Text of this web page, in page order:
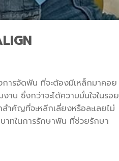
ารจัดฟัน ที่จะต้องมีเหล็กมาคอย
น ซึ่งกว่าจะได้ความมั่นใจในรอย
คัญที่จะหลีกเลี่ยงหรือละเลยไม่
าทในการรักษาฟัน ที่ช่วยรักษา